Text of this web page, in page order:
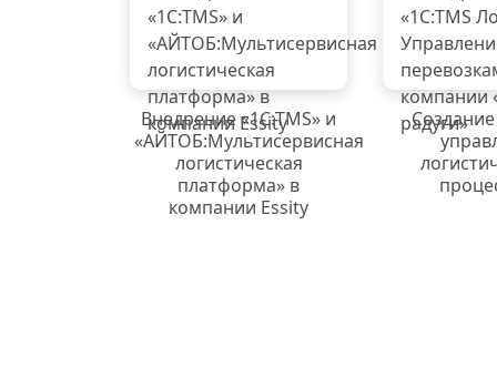
Внедрение «1C:TMS» и
«АЙТОБ:Мультисервисная
логистическая
платформа» в
компании Essity